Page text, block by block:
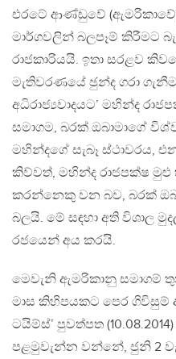
එරටේ ආණ්ඩුවේ
මාර්ගවලින් බලපෑම් කිරීමට
රාජකාරියයි. ඉතා සරළව
මැතිවරණයේ ඡුන්ද ගරා
අධිරාජ්‍යවාදයට’ මහින්ද
සමාගම, බරක් ඔබාමාගේ
මහින්දගේ සැබෑ ස්ථාවරය,
කිව්වත්, මහින්ද රාජපක්ෂ
කරන්නෙකු වන බව, බරක්
බලයි. මේ සඳහා අති විශාල
රජයෙන් අය කරයි.
මෙවැනි ඇමරිකානු සමාගම්
මාස කිහිපයකට පෙර
ටයිම්ස්’ පුවත්පත
පළමුවැන්න වන්නේ, ජුනි 2